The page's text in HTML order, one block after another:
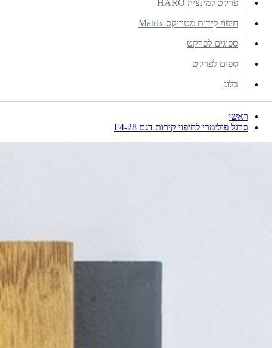
פרקט למינציה HARO
חיפוי קירות מטריקס Matrix
ספוגים לפרקט
ספים לפרקט
בלוג
ראשי
סרגל פולימרי לחיפוי קירות דגם 28-F4